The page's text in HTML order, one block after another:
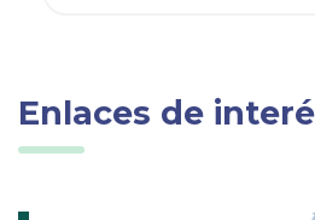
medular, esclerosis
entre otras.
Enlaces de